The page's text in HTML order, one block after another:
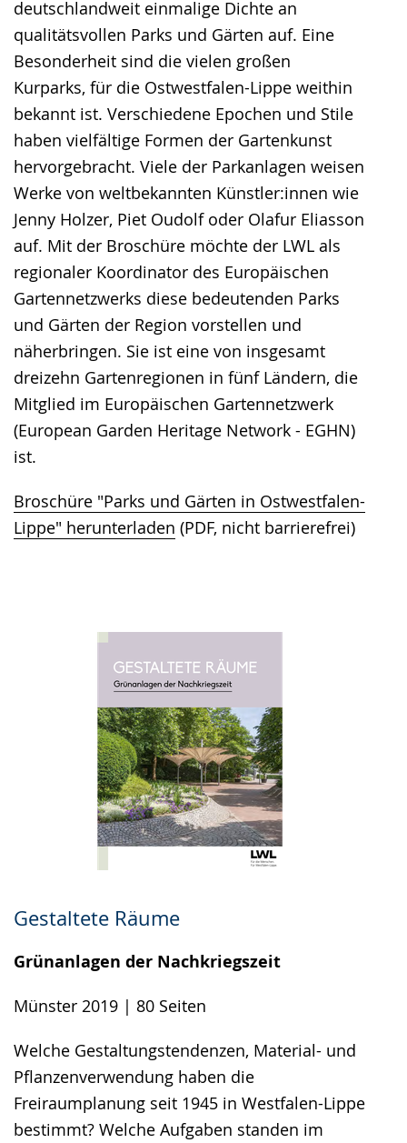
deutschlandweit einmalige Dichte an
qualitätsvollen Parks und Gärten auf. Eine
Besonderheit sind die vielen großen
Kurparks, für die Ostwestfalen-Lippe weithin
bekannt ist. Verschiedene Epochen und Stile
haben vielfältige Formen der Gartenkunst
hervorgebracht. Viele der Parkanlagen weisen
Werke von weltbekannten Künstler:innen wie
Jenny Holzer, Piet Oudolf oder Olafur Eliasson
auf. Mit der Broschüre möchte der LWL als
regionaler Koordinator des Europäischen
Gartennetzwerks diese bedeutenden Parks
und Gärten der Region vorstellen und
näherbringen. Sie ist eine von insgesamt
dreizehn Gartenregionen in fünf Ländern, die
Mitglied im Europäischen Gartennetzwerk
(European Garden Heritage Network - EGHN)
ist.
Broschüre "Parks und Gärten in Ostwestfalen-
Lippe" herunterladen (PDF, nicht barrierefrei)
Gestaltete Räume
Grünanlagen der Nachkriegszeit
Münster 2019 | 80 Seiten
Welche Gestaltungstendenzen, Material- und
Pflanzenverwendung haben die
Freiraumplanung seit 1945 in Westfalen-Lippe
bestimmt? Welche Aufgaben standen im